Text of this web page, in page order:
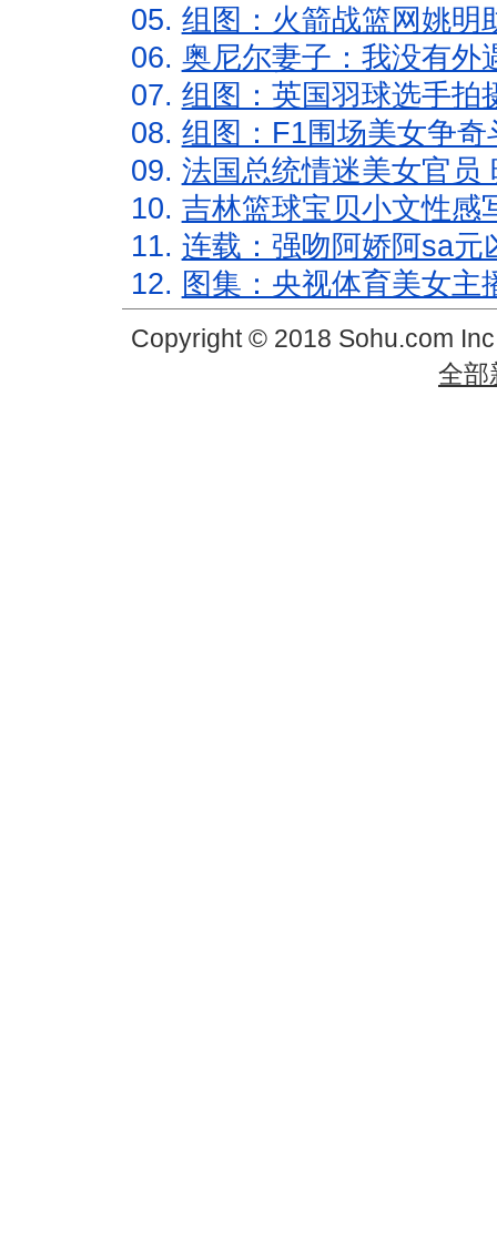
05. 组图：火箭战篮网姚明
06. 奥尼尔妻子：我没有外
07. 组图：英国羽球选手拍
08. 组图：F1围场美女争
09. 法国总统情迷美女官员
10. 吉林篮球宝贝小文性感
11. 连载：强吻阿娇阿sa元
12. 图集：央视体育美女主
Copyright © 2018 Sohu.com
全部